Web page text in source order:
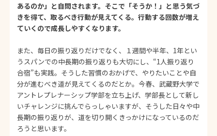
あるのか」と自問されます。そこで「そうか！」と思う気づ
きを得て、取るべき行動が見えてくる。行動する回数が増え
ていくので成長しやすくなります。
また、毎日の振り返りだけでなく、１週間や半年、1年とい
うスパンでの中長期の振り返りも大切にし、“1人振り返り
合宿”も実践。そうした習慣のおかげで、やりたいことや自
分が進むべき道が見えてくるのだとか。今春、武蔵野大学で
アントレプレナーシップ学部を立ち上げ、学部長として新し
いチャレンジに挑んでらっしゃいますが、そうした日々や中
長期の振り返りが、道を切り開くきっかけになっているのだ
ろうと思います。